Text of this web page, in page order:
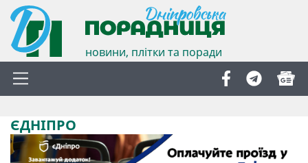
новини, плітки та поради
ЄДНІПРО